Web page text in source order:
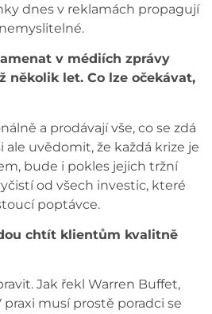
dnes v reklamách propagují
v médiích zprávy
několik let. Co lze očekávat,
a prodávají vše, co se zdá
uvědomit, že každá krize je
bude i pokles jejich tržní
od všech investic, které
poptávce.
chtít klientům kvalitně
Jak řekl Warren Buffet,
musí prostě poradci se